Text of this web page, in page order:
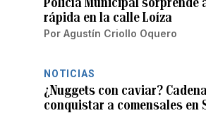
rápida en la calle Loíza
Por Agustín Criollo Oquero
NOTICIAS
¿Nuggets con caviar?
conquistar a comensales en